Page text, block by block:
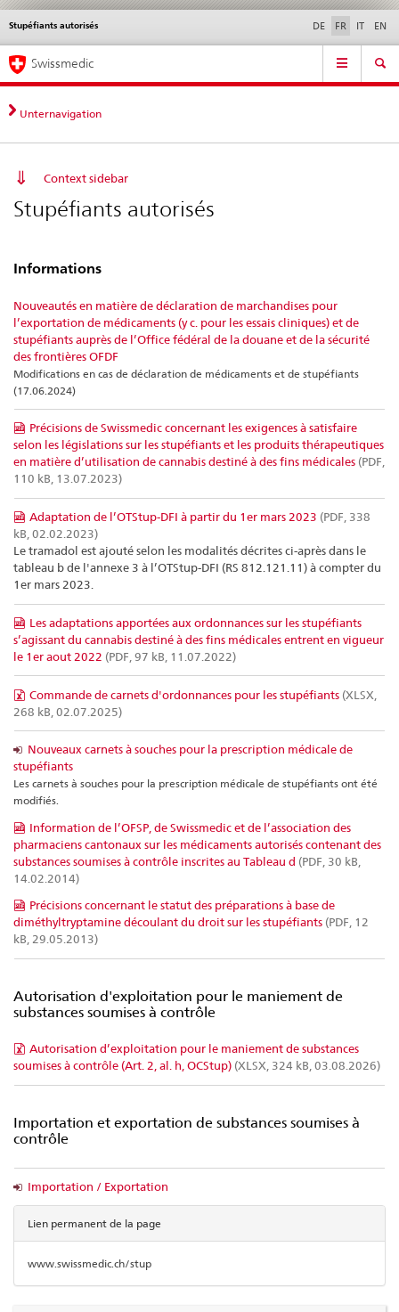
Navigation
directe:
actualités,
bases
contact
Actualités & Mises à
normes
Contact | Support &
aide
Stupéfiants autorisés DE FR IT EN
Service
Navigation
Swissmedic
Unternavigation
Context sidebar
Stupéfiants autorisés
Informations
Nouveautés en matière de déclaration de marchandises pour
l’exportation de médicaments (y c. pour les essais cliniques) et de
stupéfiants auprès de l’Office fédéral de la douane et de la sécurité
des frontières OFDF
Modifications en cas de déclaration de médicaments et de stupéfiants
(17.06.2024)
Précisions de Swissmedic concernant les exigences à satisfaire
selon les législations sur les stupéfiants et les produits thérapeutiques
en matière d’utilisation de cannabis destiné à des fins médicales (PDF,
110 kB, 13.07.2023)
Adaptation de l’OTStup-DFI à partir du 1er mars 2023 (PDF, 338
kB, 02.02.2023)
Le tramadol est ajouté selon les modalités décrites ci-après dans le
tableau b de l'annexe 3 à l’OTStup-DFI (RS 812.121.11) à compter du
1er mars 2023.
Les adaptations apportées aux ordonnances sur les stupéfiants
s’agissant du cannabis destiné à des fins médicales entrent en vigueur
le 1er aout 2022 (PDF, 97 kB, 11.07.2022)
Commande de carnets d'ordonnances pour les stupéfiants (XLSX,
268 kB, 02.07.2025)
Nouveaux carnets à souches pour la prescription médicale de
stupéfiants
Les carnets à souches pour la prescription médicale de stupéfiants ont été
modifiés.
Information de l’OFSP, de Swissmedic et de l’association des
pharmaciens cantonaux sur les médicaments autorisés contenant des
substances soumises à contrôle inscrites au Tableau d (PDF, 30 kB,
14.02.2014)
Précisions concernant le statut des préparations à base de
diméthyltryptamine découlant du droit sur les stupéfiants (PDF, 12
kB, 29.05.2013)
Autorisation d'exploitation pour le maniement de
substances soumises à contrôle
Autorisation d’exploitation pour le maniement de substances
soumises à contrôle (Art. 2, al. h, OCStup) (XLSX, 324 kB, 03.08.2026)
Importation et exportation de substances soumises à
contrôle
Importation / Exportation
Lien permanent de la page
www.swissmedic.ch/stup